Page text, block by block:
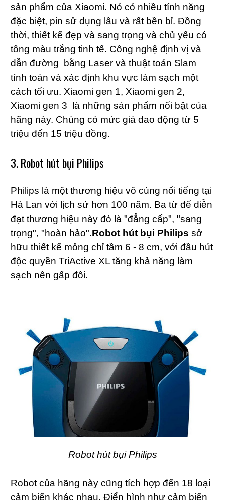
sản phẩm của Xiaomi. Nó có nhiều tính năng
đặc biệt, pin sử dụng lâu và rất bền bỉ. Đồng
thời, thiết kế đẹp và sang trọng và chủ yếu có
tông màu trắng tinh tế. Công nghệ định vị và
dẫn đường bằng Laser và thuật toán Slam
tính toán và xác định khu vực làm sạch một
cách tối ưu. Xiaomi gen 1, Xiaomi gen 2,
Xiaomi gen 3 là những sản phẩm nổi bật của
hãng này. Chúng có mức giá dao động từ 5
triệu đến 15 triệu đồng.
3. Robot hút bụi Philips
Philips là một thương hiệu vô cùng nổi tiếng tại
Hà Lan với lịch sử hơn 100 năm. Ba từ để diễn
đạt thương hiệu này đó là "đẳng cấp", "sang
trọng", "hoàn hảo".Robot hút bụi Philips sở
hữu thiết kế mỏng chỉ tầm 6 - 8 cm, với đầu hút
độc quyền TriActive XL tăng khả năng làm
sạch nên gấp đôi.
Robot hút bụi Philips
Robot của hãng này cũng tích hợp đến 18 loại
cảm biến khác nhau. Điển hình như cảm biến